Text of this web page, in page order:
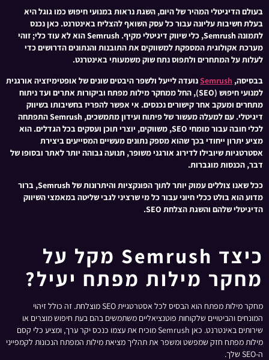
בעולם הדיגיטלי המהיר של היום, השגת נראות במנועי חיפוש כמו גוגל היא
בעלת חשיבות עליונה עבור כל עסק השואף להצליח באינטרנט. כאן נכנס
לתמונה Semrush, כלי שיווק דיגיטלי מקיף. Semrush הוא לא עוד כלי; זוהי
מערכת אקולוגית המספקת למשווקים את התובנות והנתונים הדרושים כדי
לעלות על המתחרים ולתפוס נתח שוק משמעותי באינטרנט.
בבסיסה, Semrushנועדה לייעל ולשפר היבטים שונים של אופטימיזציה אורגנית
למנועי חיפוש (SEO), החל ממחקר מילות מפתח וביקורות אתרים ועד ניתוח
מתחרים ומעקב אחר קישורים נכנסים. אי אפשר להפריז בחשיבותו בשיווק
דיגיטלי. עם למעלה מעשור של פיתוח ועידון מתמשכים, Semrush התפתחה
לכלי חובה עבור מומחי SEO, משווקים, יוצרי תוכן ועסקים בכל הגדלים. הוא
מציע יתרון ייחודי בכך שהוא מספק נתונים מעשיים המסייעים ביצירת
אסטרטגיות שיובילו לדירוג אורגני משופר, תנועה גבוהה יותר לאתר ובסופו של
דבר, הכנסות מוגברות.
ככל שאנו צוללים עמוק יותר לתוך הפונקציות והיתרונות של Semrush, ברור
מדוע הוא בולט ככלי חיוני עבור כל מי שרציני לגבי שליטה במאמצי השיווק
הדיגיטלי שלהם והשגת הצלחת SEO.
כיצד Semrush מקל על
מחקר מילות מפתח יעיל?
מחקר מילות מפתח הוא הבסיס לכל אסטרטגיית SEO מוצלחת. זה כולל זיהוי
המונחים והביטויים שלקוחות פוטנציאליים משתמשים בהם בעת חיפוש מוצרים או
שירותים באינטרנט. כאן Semrush מוכיח את עצמו כנכס יקר ערך, ומציע כלי קסם
מילות מפתח חזק שמפשט ומשפר את תהליך מציאת מילות המפתח הנכונות לקמפייני
ה-SEO שלך.